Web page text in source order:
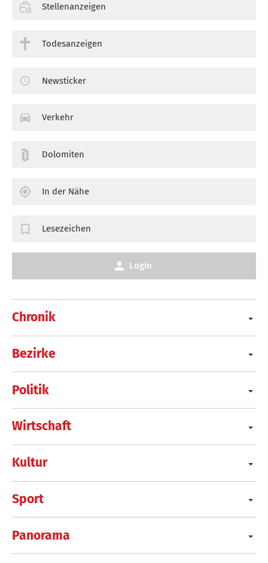
Chronik
Bezirke
Politik
Wirtschaft
Kultur
Sport
Panorama
Stellenanzeigen
Todesanzeigen
Newsticker
Verkehr
Dolomiten
In der Nähe
Lesezeichen
Login